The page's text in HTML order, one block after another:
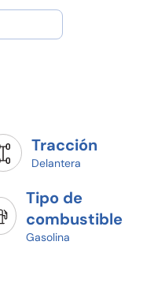
Tracción
Delantera
Tipo de
combustible
Gasolina